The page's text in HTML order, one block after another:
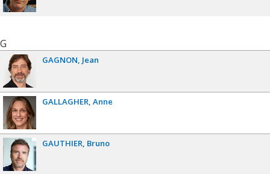
G
GAGNON Jean
GALLAGHER Anne
GAUTHIER Bruno